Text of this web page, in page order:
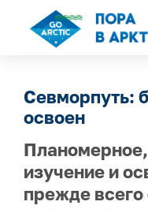
Севморпуть:
освоен
изучение и
прежде всего